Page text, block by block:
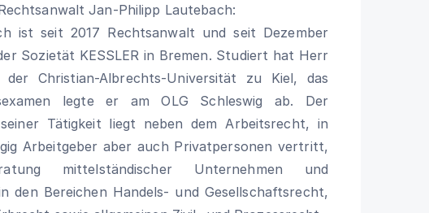
Jan-Philipp Lautebach:
ist seit 2017 Rechtsanwalt und seit Dezember
Sozietät KESSLER in Bremen. Studiert hat Herr
der Christian-Albrechts-Universität zu Kiel, das
legte er am OLG Schleswig ab. Der
Tätigkeit liegt neben dem Arbeitsrecht, in
Arbeitgeber aber auch Privatpersonen vertritt,
mittelständischer Unternehmen und
den Bereichen Handels- und Gesellschaftsrecht,